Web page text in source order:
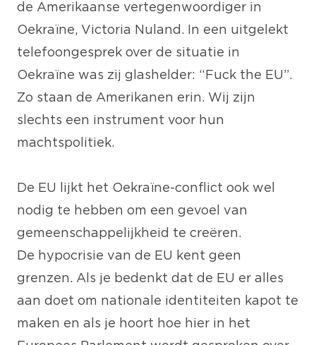
de Amerikaanse vertegenwoordiger in
Oekraïne, Victoria Nuland. In een uitgelekt
telefoongesprek over de situatie in
Oekraïne was zij glashelder: “Fuck the EU”.
Zo staan de Amerikanen erin. Wij zijn
slechts een instrument voor hun
machtspolitiek.
De EU lijkt het Oekraïne-conflict ook wel
nodig te hebben om een gevoel van
gemeenschappelijkheid te creëren.
De hypocrisie van de EU kent geen
grenzen. Als je bedenkt dat de EU er alles
aan doet om nationale identiteiten kapot te
maken en als je hoort hoe hier in het